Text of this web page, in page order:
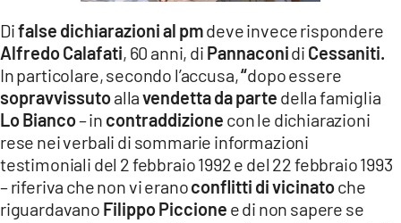
Difalse dichiarazioni al pmdeve invece rispondere
Alfredo Calafati, 60 anni, di Pannaconidi Cessaniti.
In particolare, secondo l’accusa,“dopo essere
sopravvissutoallavendetta da parte della famiglia
Lo Bianco– in contraddizione con le dichiarazioni
rese nei verbali di sommarie informazioni
testimoniali del 2 febbraio 1992 e del 22 febbraio 1993
– riferiva che non vi eranoconflitti di vicinatoche
riguardavano Filippo Piccione e di non sapere se